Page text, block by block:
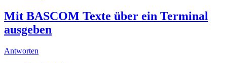
Mit BASCOM Texte über ein Terminal
ausgeben
Antworten